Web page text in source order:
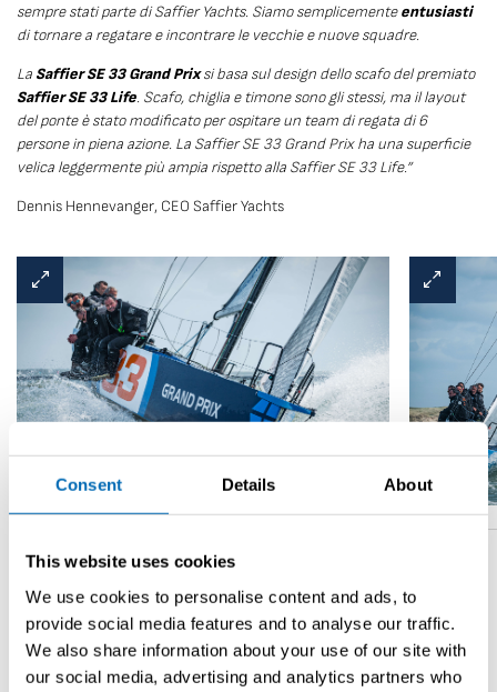
Consent Details About
This website uses cookies
We use cookies to personalise content and ads, to
provide social media features and to analyse our traffic.
We also share information about your use of our site with
our social media, advertising and analytics partners who
sempre stati parte di Saffier Yachts. Siamo semplicementeentusiasti
di tornare a regatare e incontrare le vecchie e nuove squadre.
La Saffier SE 33 Grand Prixsi basa sul design dello scafo del premiato
Saffier SE 33 Life. Scafo, chiglia e timone sono gli stessi, ma il layout
del ponte è stato modificato per ospitare un team di regata di 6
persone in piena azione. La Saffier SE 33 Grand Prix ha una superficie
velica leggermente più ampia rispetto alla Saffier SE 33 Life.”
Dennis Hennevanger, CEO Saffier Yachts
Torna alla panoramica